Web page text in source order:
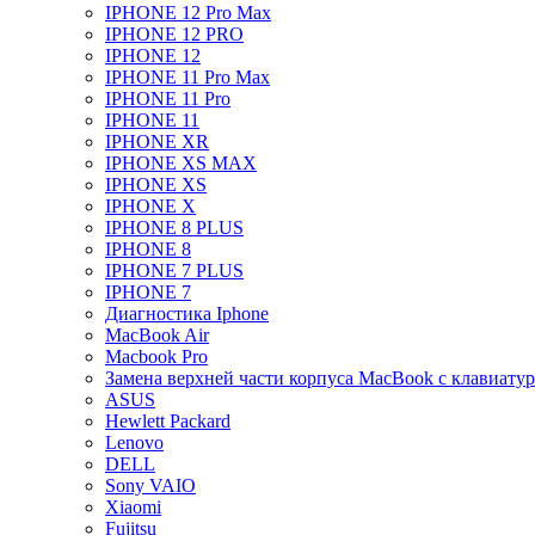
IPHONE 12 Pro Max
IPHONE 12 PRO
IPHONE 12
IPHONE 11 Pro Max
IPHONE 11 Pro
IPHONE 11
IPHONE XR
IPHONE XS MAX
IPHONE XS
IPHONE X
IPHONE 8 PLUS
IPHONE 8
IPHONE 7 PLUS
IPHONE 7
Диагностика Iphone
MacBook Air
Macbook Pro
Замена верхней части корпуса MacBook с
ASUS
Hewlett Packard
Lenovo
DELL
Sony VAIO
Xiaomi
Fujitsu